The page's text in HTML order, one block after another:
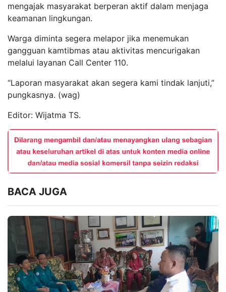
mengajak masyarakat berperan aktif dalam menjaga
keamanan lingkungan.
Warga diminta segera melapor jika menemukan
gangguan kamtibmas atau aktivitas mencurigakan
melalui layanan Call Center 110.
“Laporan masyarakat akan segera kami tindak lanjuti,”
pungkasnya. (wag)
Editor: Wijatma TS.
BACA JUGA